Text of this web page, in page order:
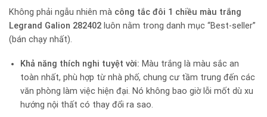
Không phải ngẫu nhiên mà công tắc đôi 1 chiều màu trắng
Legrand Galion 282402 luôn nằm trong danh mục “Best-seller”
(bán chạy nhất).
Khả năng thích nghi tuyệt vời: Màu trắng là màu sắc an
toàn nhất, phù hợp từ nhà phố, chung cư tầm trung đến các
văn phòng làm việc hiện đại. Nó không bao giờ lỗi mốt dù xu
hướng nội thất có thay đổi ra sao.